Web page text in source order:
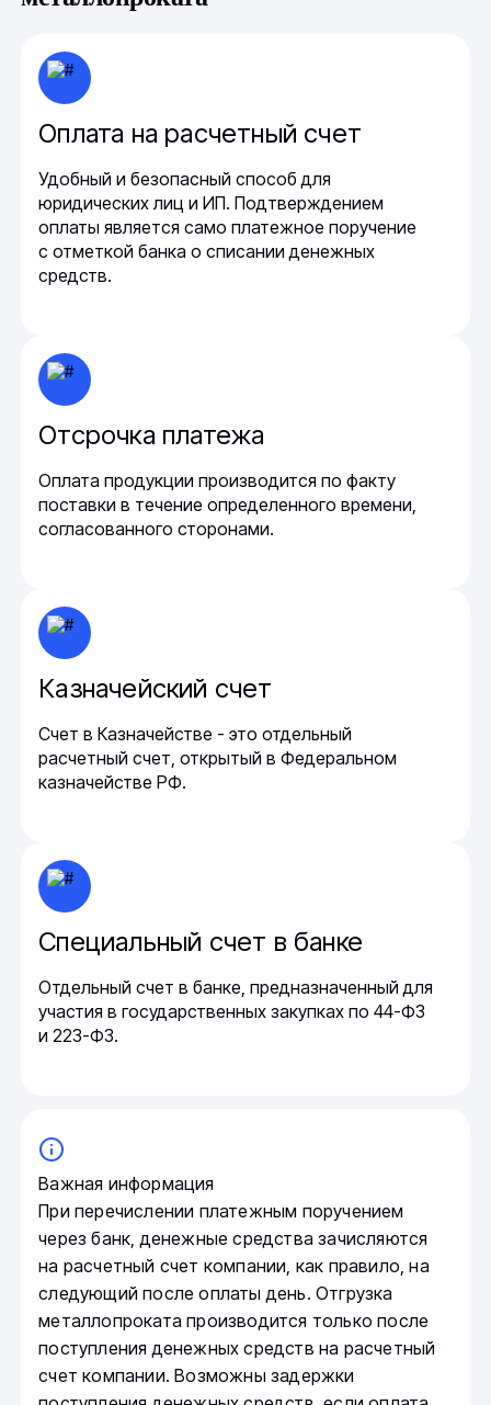
Оплата на расчетный счет
Удобный и безопасный способ для
юридических лиц и ИП. Подтверждением
оплаты является само платежное поручение
с отметкой банка о списании денежных
средств.
Отсрочка платежа
Оплата продукции производится по факту
поставки в течение определенного времени,
согласованного сторонами.
Казначейский счет
Счет в Казначействе - это отдельный
расчетный счет, открытый в Федеральном
казначействе РФ.
Специальный счет в банке
Отдельный счет в банке, предназначенный для
участия в государственных закупках по 44-ФЗ
и 223-ФЗ.
Важная информация
При перечислении платежным поручением
через банк, денежные средства зачисляются
на расчетный счет компании, как правило, на
следующий после оплаты день. Отгрузка
металлопроката производится только после
поступления денежных средств на расчетный
счет компании. Возможны задержки